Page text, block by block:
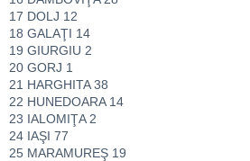
17 DOLJ 12
18 GALAŢI 14
19 GIURGIU 2
20 GORJ 1
21 HARGHITA 38
22 HUNEDOARA 14
23 IALOMIŢA 2
24 IAŞI 77
25 MARAMUREŞ 19